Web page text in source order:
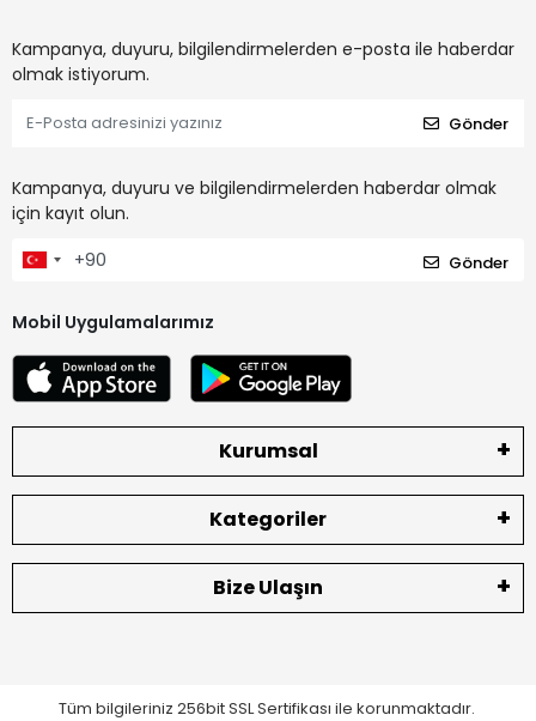
Kampanya, duyuru, bilgilendirmelerden e-posta ile haberdar
olmak istiyorum.
Gönder
Kampanya, duyuru ve bilgilendirmelerden haberdar olmak
için kayıt olun.
Gönder
Mobil Uygulamalarımız
Kurumsal
Kategoriler
Bize Ulaşın
Tüm bilgileriniz 256bit SSL Sertifikası ile korunmaktadır.